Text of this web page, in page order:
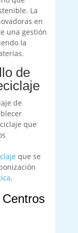
La
en
una gestión
la
de
de
que
que se
.